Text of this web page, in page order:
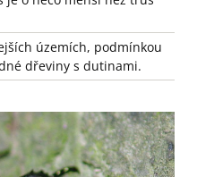
územích, podmínkou
dřeviny s dutinami.